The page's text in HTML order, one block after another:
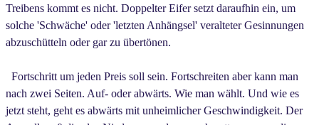
Treibens kommt es nicht. Doppelter Eifer setzt daraufhin ein, um
solche 'Schwäche' oder 'letzten Anhängsel' veralteter Gesinnungen
abzuschütteln oder gar zu übertönen.
Fortschritt um jeden Preis soll sein. Fortschreiten aber kann man
nach zwei Seiten. Auf- oder abwärts. Wie man wählt. Und wie es
jetzt steht, geht es abwärts mit unheimlicher Geschwindigkeit. Der